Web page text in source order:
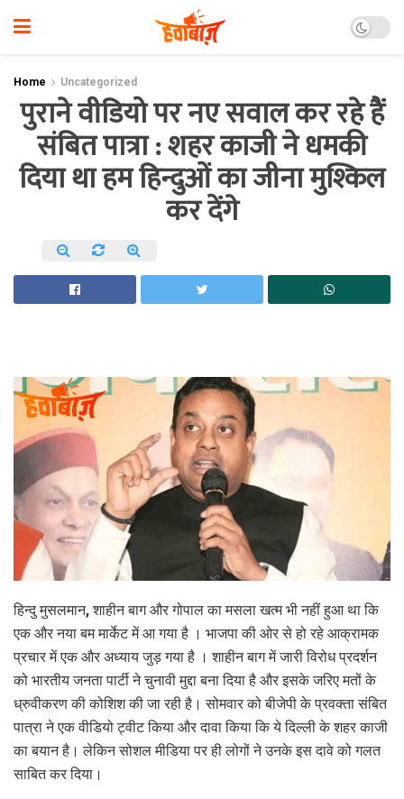
Home Uncategorized
पुराने वीडियो पर नए सवाल कर रहे हैं
संबित पात्रा : शहर काजी ने धमकी
दिया था हम हिन्दुओं का जीना मुश्किल
कर देंगे
हिन्‍दु मुसलमान, शाहीन बाग और गोपाल का मसला खत्‍म भी नहीं हुआ था कि
एक और नया बम मार्केट में आ गया है । भाजपा की ओर से हो रहे आक्रामक
प्रचार में एक और अध्‍याय जुड़ गया है । शाहीन बाग में जारी विरोध प्रदर्शन
को भारतीय जनता पार्टी ने चुनावी मुद्दा बना दिया है और इसके जरिए मतों के
ध्रुवीकरण की कोशिश की जा रही है। सोमवार को बीजेपी के प्रवक्ता संबित
पात्रा ने एक वीडियो ट्वीट किया और दावा किया कि ये दिल्ली के शहर काजी
का बयान है। लेकिन सोशल मीडिया पर ही लोगों ने उनके इस दावे को गलत
साबित कर दिया।